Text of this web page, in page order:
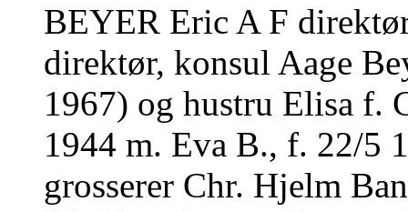
BEYER Eric A F
direktør, konsul Aage
1967) og hustru Elisa f.
1944 m. Eva B., f. 22/5
grosserer Chr. Hjelm